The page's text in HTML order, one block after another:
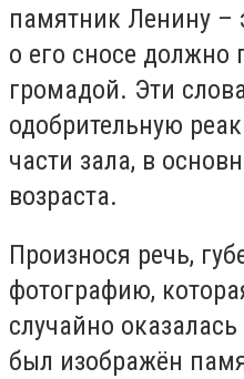
памятник Ленину –
о его сносе должно
громадой. Эти
одобрительную
части зала, в
возраста.
Произнося речь,
фотографию,
случайно
был изображён